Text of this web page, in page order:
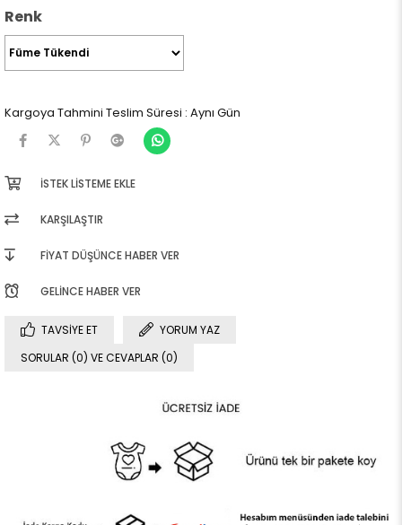
Renk
Kargoya Tahmini Teslim Süresi : Aynı Gün
İSTEK LISTEME EKLE
KARŞILAŞTIR
FIYAT DÜŞÜNCE HABER VER
GELINCE HABER VER
TAVSIYE ET
YORUM YAZ
SORULAR (0) VE CEVAPLAR (0)